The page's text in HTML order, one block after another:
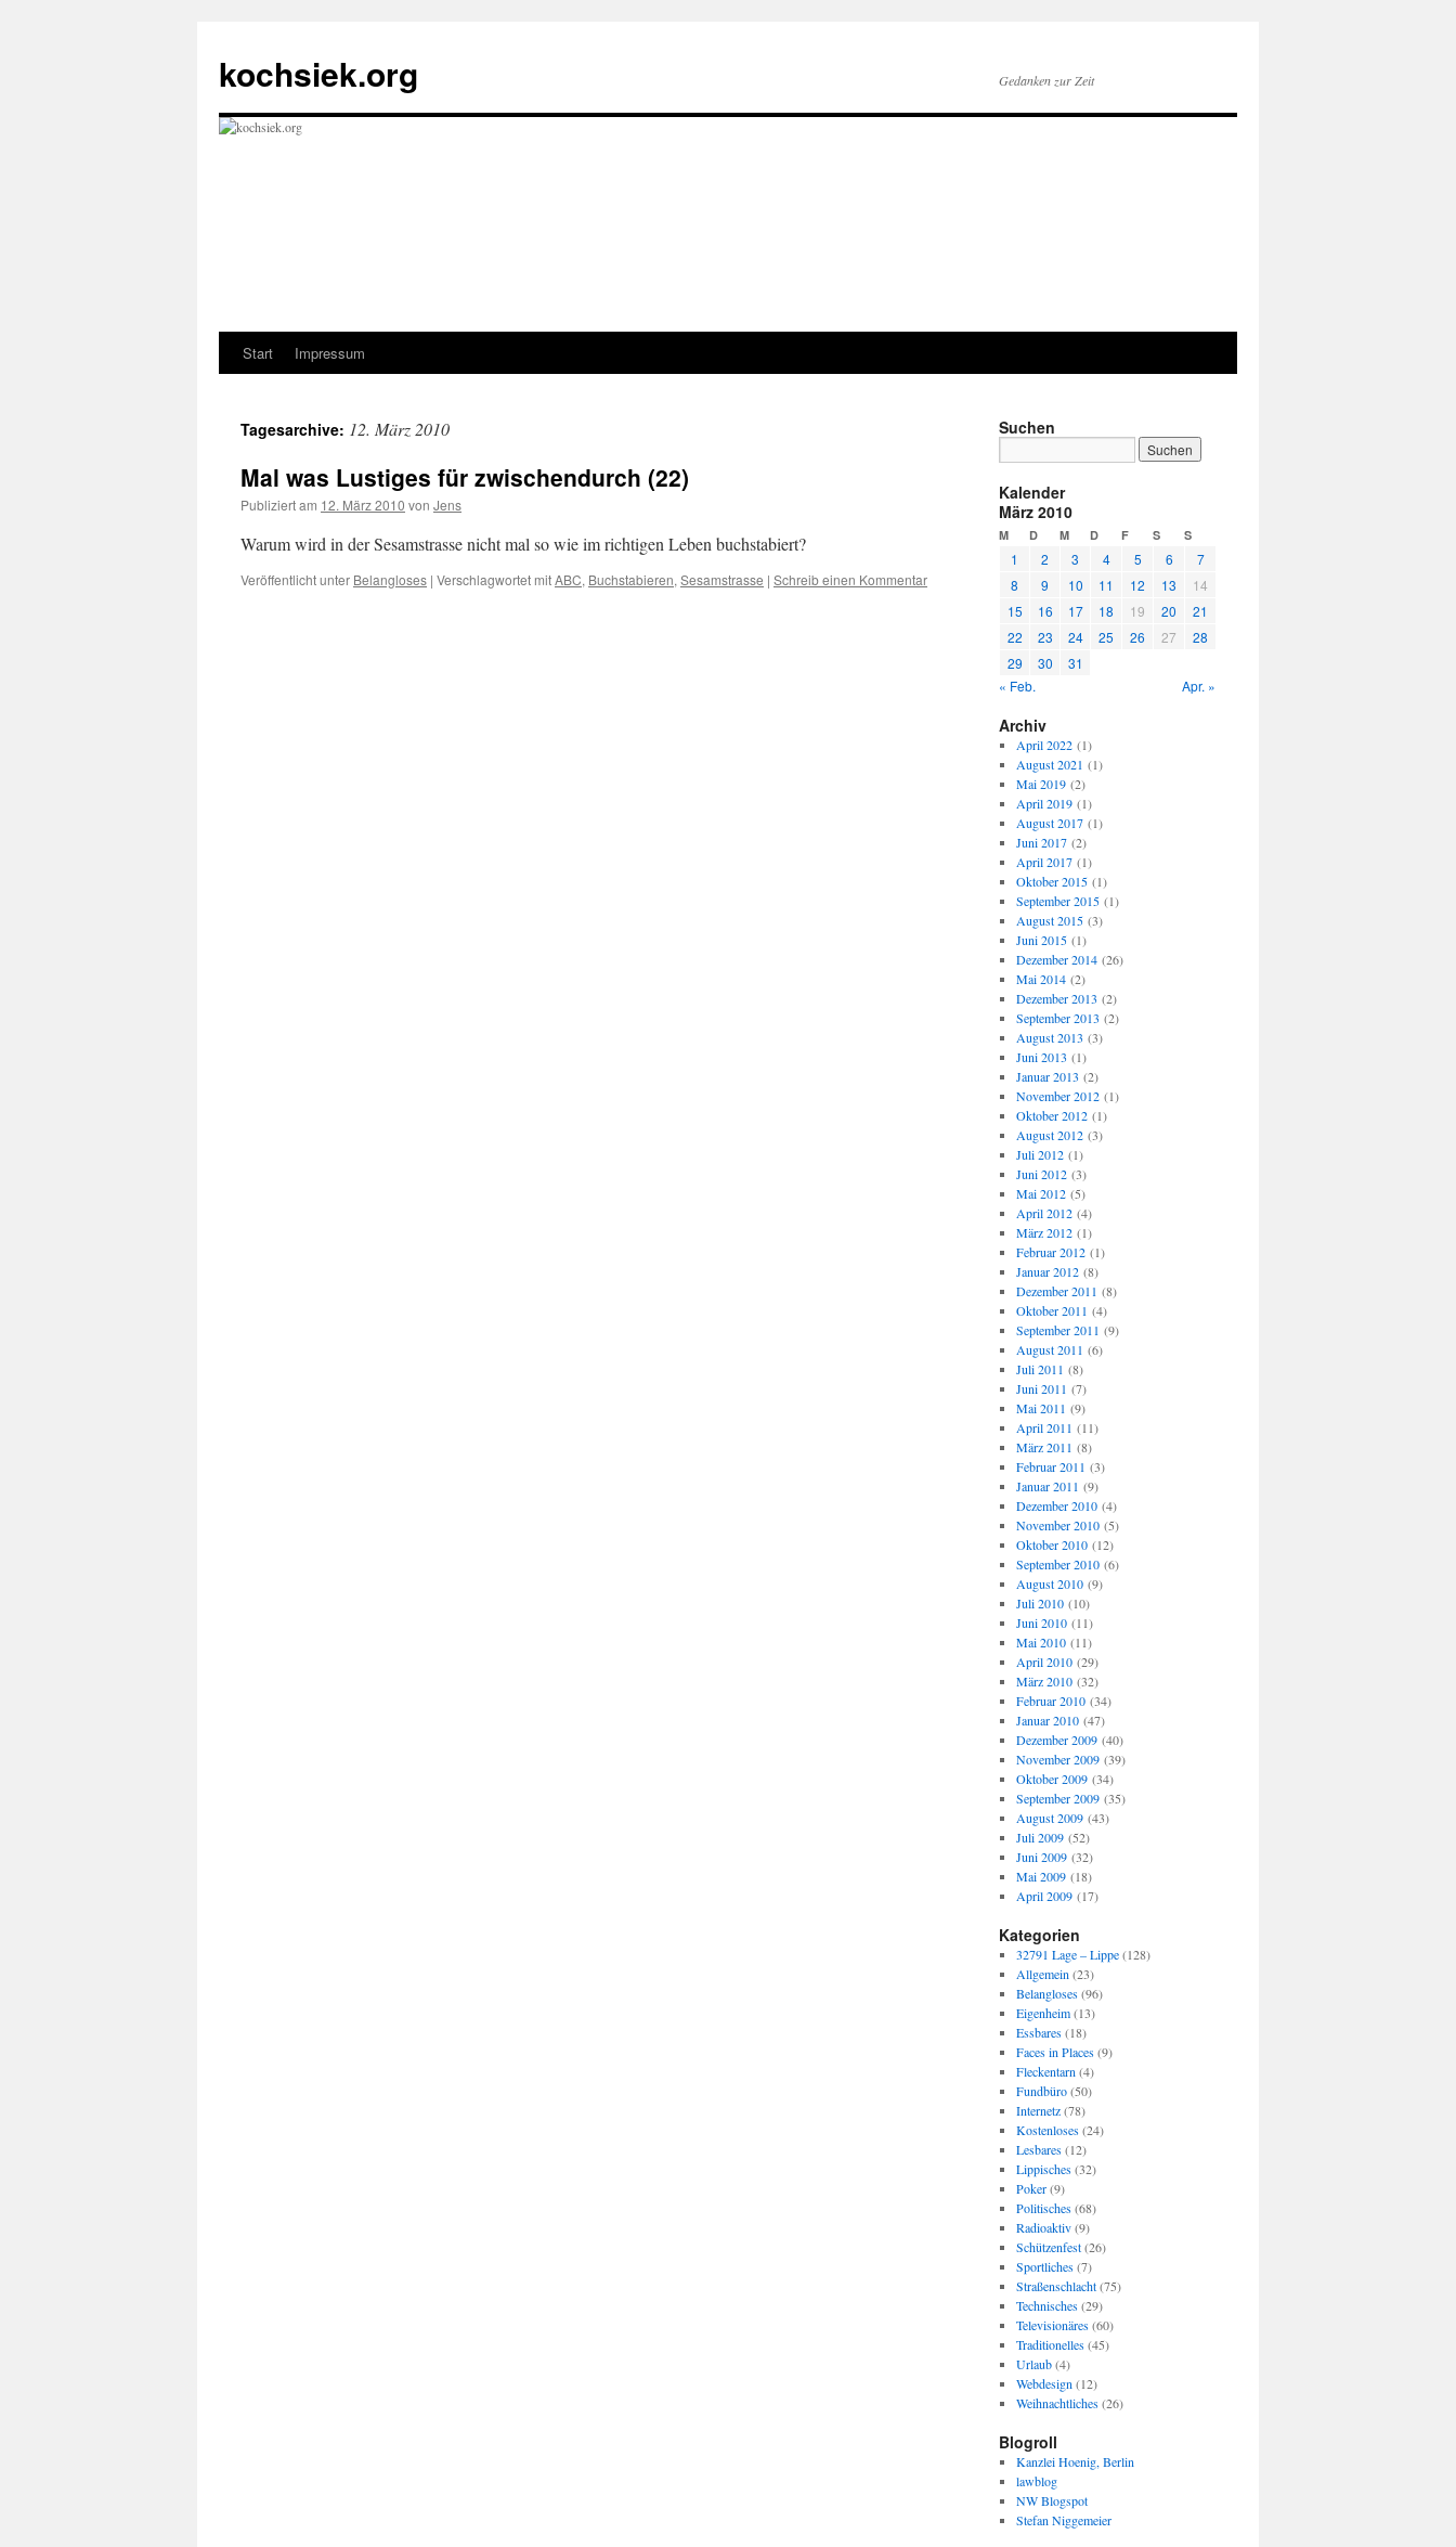
kochsiek.org Gedanken zur Zeit
Zum
springen
Start Impressum
Tagesarchive: 12. März 2010
Mal was Lustiges für zwischendurch (22)
Publiziert am 12. März 2010 von Jens
Warum wird in der Sesamstrasse nicht mal so wie im richtigen Leben buchstabiert?
Veröffentlicht unter Belangloses | Verschlagwortet mitABC, Buchstabieren, Sesamstrasse | Schreib einen Kommentar
Suchen
Kalender
März 2010
M D M D F S S
1 2 3 4 5 6
7
8
9 10 11 12 13
14
15
16 17 18 19 20
21
22
23 24 25 26 27
28
29
30
31
« Feb.
Apr. »
Archiv
April 2022(1)
August 2021 (1)
Mai 2019(2)
April 2019(1)
August 2017(1)
Juni 2017(2)
April 2017(1)
Oktober 2015(1)
September 2015(1)
August 2015(3)
Juni 2015(1)
Dezember 2014(26)
Mai 2014(2)
Dezember 2013 (2)
September 2013 (2)
August 2013 (3)
Juni 2013 (1)
Januar 2013 (2)
November 2012(1)
Oktober 2012(1)
August 2012(3)
Juli 2012(1)
Juni 2012(3)
Mai 2012(5)
April 2012(4)
März 2012(1)
Februar 2012(1)
Januar 2012(8)
Dezember 2011 (8)
Oktober 2011 (4)
September 2011 (9)
August 2011 (6)
Juli 2011 (8)
Juni 2011 (7)
Mai 2011 (9)
April 2011 (11)
März 2011 (8)
Februar 2011 (3)
Januar 2011 (9)
Dezember 2010(4)
November 2010(5)
Oktober 2010(12)
September 2010(6)
August 2010(9)
Juli 2010(10)
Juni 2010(11)
Mai 2010(11)
April 2010(29)
März 2010(32)
Februar 2010(34)
Januar 2010(47)
Dezember 2009(40)
November 2009(39)
Oktober 2009(34)
September 2009(35)
August 2009(43)
Juli 2009(52)
Juni 2009(32)
Mai 2009(18)
April 2009(17)
Kategorien
32791 Lage – Lippe(128)
Allgemein (23)
Belangloses(96)
Eigenheim(13)
Essbares(18)
Faces in Places(9)
Fleckentarn (4)
Fundbüro(50)
Internetz(78)
Kostenloses(24)
Lesbares(12)
Lippisches(32)
Poker(9)
Politisches(68)
Radioaktiv(9)
Schützenfest(26)
Sportliches(7)
Straßenschlacht(75)
Technisches(29)
Televisionäres(60)
Traditionelles(45)
Urlaub(4)
Webdesign (12)
Weihnachtliches(26)
Blogroll
Kanzlei Hoenig, Berlin
lawblog
NW Blogspot
Stefan Niggemeier